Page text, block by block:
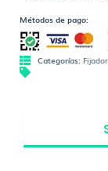
Métodos de pago:
Categorías: